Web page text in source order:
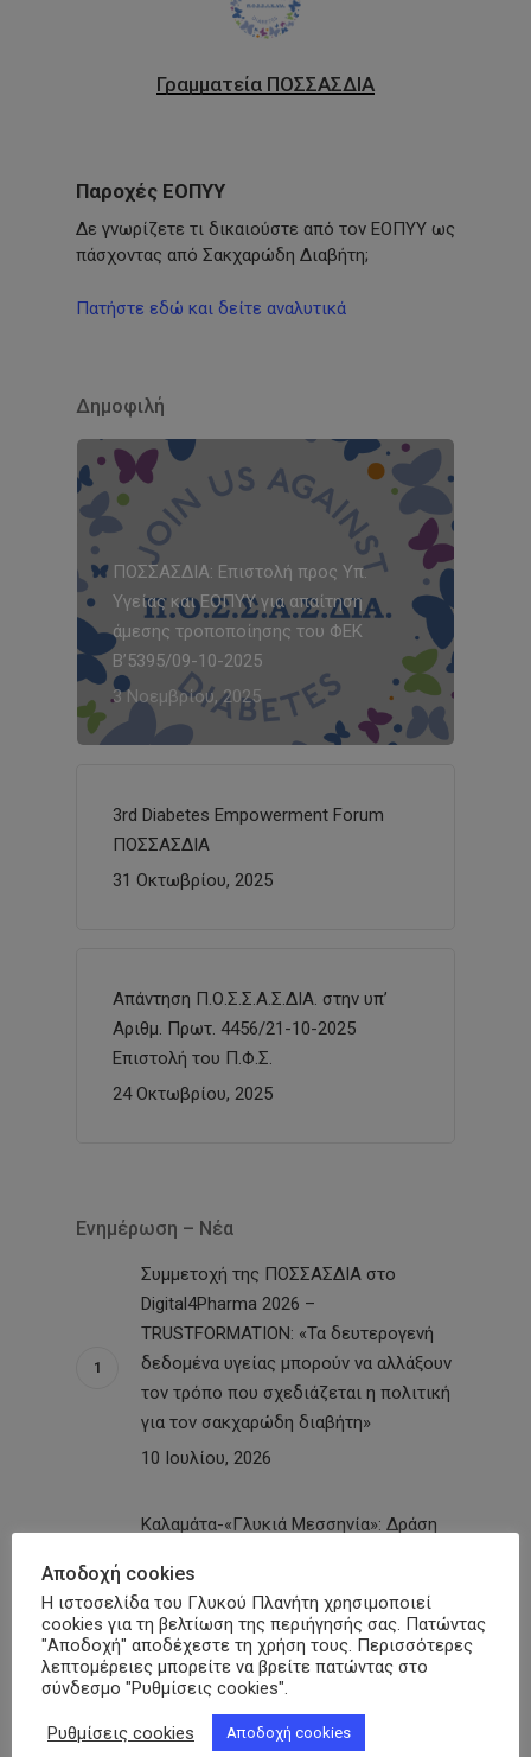
Γραμματεία ΠΟΣΣΑΣΔΙΑ
Παροχές ΕΟΠΥΥ
Δε γνωρίζετε τι δικαιούστε από τον ΕΟΠΥΥ ως
πάσχοντας από Σακχαρώδη Διαβήτη;
Πατήστε εδώ και δείτε αναλυτικά
Δημοφιλή
ΠΟΣΣΑΣΔΙΑ: Επιστολή προς Υπ.
Υγείας και ΕΟΠΥΥ για απαίτηση
άμεσης τροποποίησης του ΦΕΚ
Β’5395/09-10-2025
3 Νοεμβρίου, 2025
3rd Diabetes Empowerment Forum
ΠΟΣΣΑΣΔΙΑ
31 Οκτωβρίου, 2025
Απάντηση Π.Ο.Σ.Σ.Α.Σ.ΔΙΑ. στην υπ’
Αριθμ. Πρωτ. 4456/21-10-2025
Επιστολή του Π.Φ.Σ.
24 Οκτωβρίου, 2025
Ενημέρωση – Νέα
Συμμετοχή της ΠΟΣΣΑΣΔΙΑ στο
Digital4Pharma 2026 –
TRUSTFORMATION: «Τα δευτερογενή
δεδομένα υγείας μπορούν να αλλάξουν
τον τρόπο που σχεδιάζεται η πολιτική
για τον σακχαρώδη διαβήτη»
10 Ιουλίου, 2026
Καλαμάτα-«Γλυκιά Μεσσηνία»: Δράση
150 ανθρώπους στην Κεντρική Αγορά
της πόλης
30 Ιουνίου, 2026
Σύλλογος Ατόμων με Σακχαρώδη
Διαβήτη Ν. Πέλλας: Δράση με
Αποδοχή cookies
Η ιστοσελίδα του Γλυκού Πλανήτη χρησιμοποιεί
cookies για τη βελτίωση της περιήγησής σας. Πατώντας
"Αποδοχή" αποδέχεστε τη χρήση τους. Περισσότερες
λεπτομέρειες μπορείτε να βρείτε πατώντας στο
σύνδεσμο "Ρυθμίσεις cookies".
Ρυθμίσεις cookies Αποδοχή cookies